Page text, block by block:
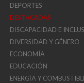
DEPORTES
DESTACADAS
DISCAPACIDAD E
DIVERSIDAD Y GÉNERO
ECONOMÍA
EDUCACIÓN
ENERGÍA Y